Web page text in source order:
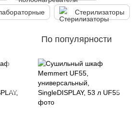
Стерилизаторы
По популярности